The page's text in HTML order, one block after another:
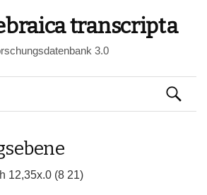
transcripta
3.0
Suchen
nach:
12,35x.0 (8 21)